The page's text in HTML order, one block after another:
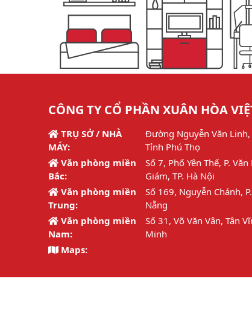
CÔNG TY CỔ PHẦN XUÂN HÒA
TRỤ SỞ / NHÀ
MÁY:
Đường Nguyễn Văn
Tỉnh Phú Thọ
Văn phòng miền
Bắc:
Số 7, Phố Yên Thế, P.
Giám, TP. Hà Nội
Văn phòng miền
Trung:
Số 169, Nguyễn Chánh,
Nẵng
Văn phòng miền
Nam:
Số 31, Võ Văn Vân, Tân
Minh
Maps: